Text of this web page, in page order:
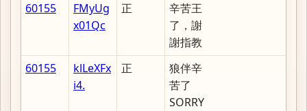
60155
FMyUg
x01Qc
正
辛苦王
了，謝
謝指教
60155
klLeXFx
i4.
正
狼伴辛
苦了
SORRY